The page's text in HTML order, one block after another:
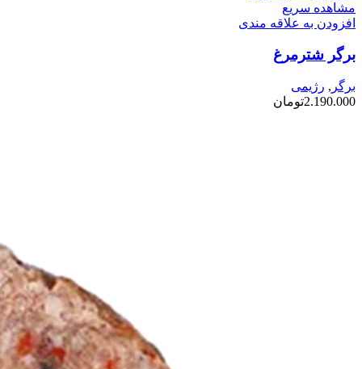
مشاهده سریع
افزودن به علاقه مندی
برگر شترمرغ
برگر , رژیمی
2.190.000تومان